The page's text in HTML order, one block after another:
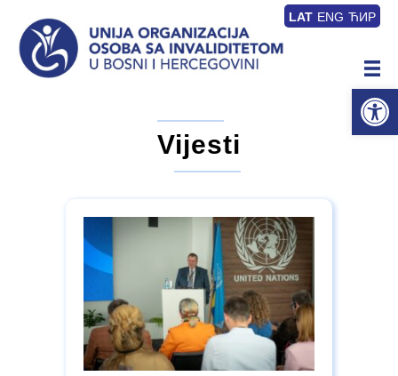
LAT ENG ЋИР
Vijesti